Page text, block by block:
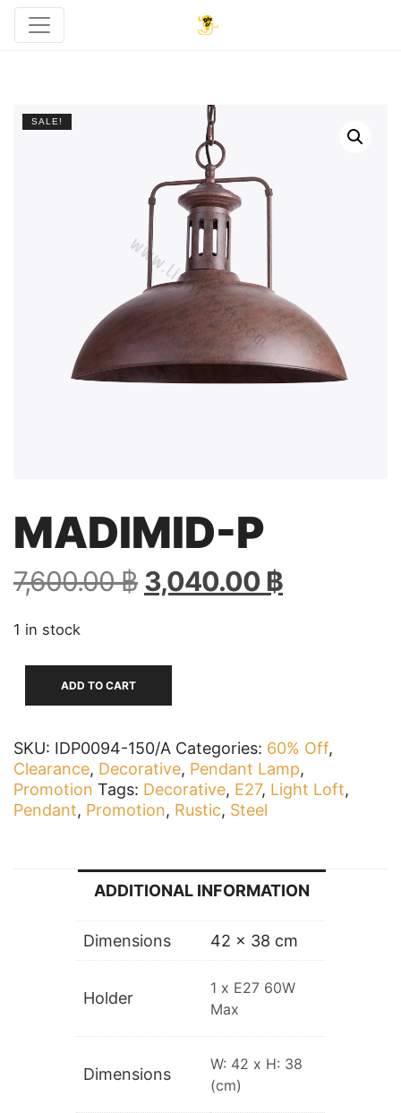
SALE!
MADIMID-P
7,600.00฿ Original
price
7,600.00 ฿.
3,040.00 ฿Current
1 in stock
ADD TO CART
SKU: IDP0094-150/A Categories: 60% Off,
Clearance, Decorative, Pendant Lamp,
Promotion Tags: Decorative, E27, Light Loft,
Pendant, Promotion, Rustic, Steel
ADDITIONAL INFORMATION
Dimensions 42 × 38 cm
Holder
1 x E27 60W
Max
Dimensions
W: 42 x H: 38
(cm)